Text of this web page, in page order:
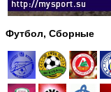
Футбол, Сборные